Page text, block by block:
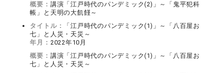
概要： 講演「江戸時代のパンデミック(2)」～「鬼平犯科
帳」と天明の大飢饉～
タイトル：
「江戸時代のパンデミック(1)」～「八百屋お
七」と人災・天災～
年月： 2022年10月
概要： 講演「江戸時代のパンデミック(1)」～「八百屋お
七」と人災・天災～